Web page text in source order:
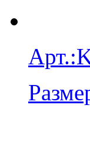
Арт.: